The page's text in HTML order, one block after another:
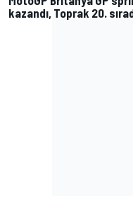
kazandı, Toprak 20.